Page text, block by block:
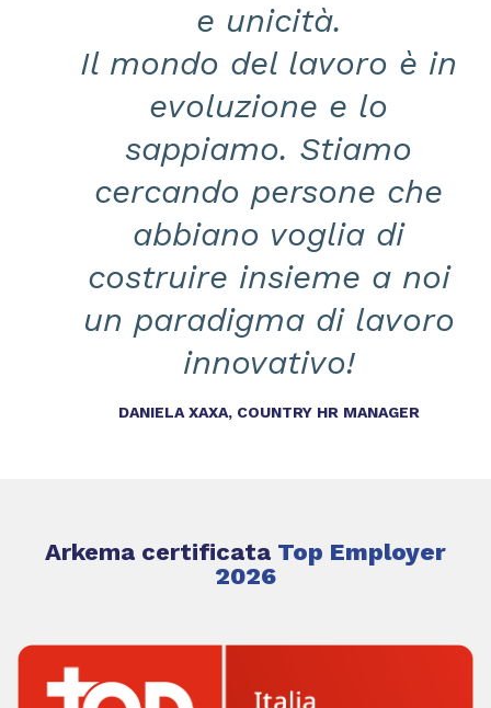
e unicità.
Il mondo del lavoro è in
evoluzione e lo
sappiamo. Stiamo
cercando persone che
abbiano voglia di
costruire insieme a noi
un paradigma di lavoro
innovativo!
DANIELA XAXA, COUNTRY HR MANAGER
Arkema certificata Top Employer
2026